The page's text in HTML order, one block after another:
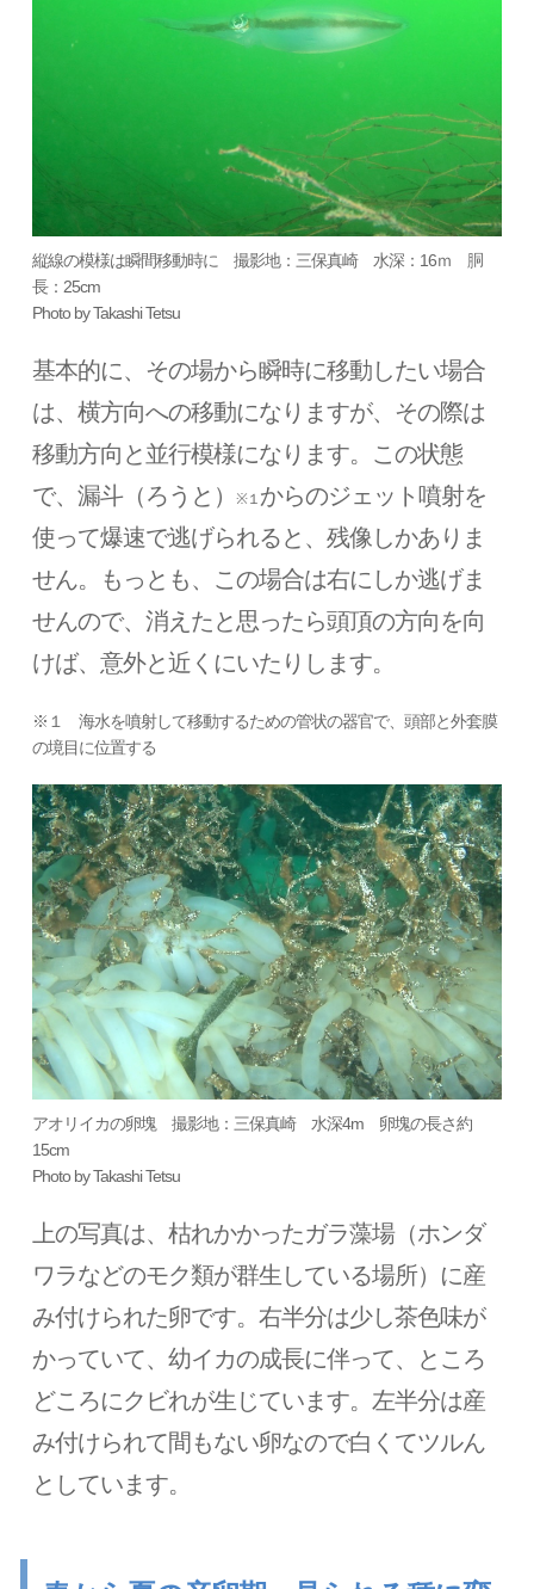
縦線の模様は瞬間移動時に 撮影地：三保真崎 水深：16ｍ 胴
長：25cm
Photo by Takashi Tetsu
基本的に、その場から瞬時に移動したい場合
は、横方向への移動になりますが、その際は
移動方向と並行模様になります。この状態
で、漏斗（ろうと）
※１ からのジェット噴射を
使って爆速で逃げられると、残像しかありま
せん。もっとも、この場合は右にしか逃げま
せんので、消えたと思ったら頭頂の方向を向
けば、意外と近くにいたりします。
※１ 海水を噴射して移動するための管状の器官で、頭部と外套膜
の境目に位置する
アオリイカの卵塊 撮影地：三保真崎 水深4m 卵塊の長さ約
15cm
Photo by Takashi Tetsu
上の写真は、枯れかかったガラ藻場（ホンダ
ワラなどのモク類が群生している場所）に産
み付けられた卵です。右半分は少し茶色味が
かっていて、幼イカの成長に伴って、ところ
どころにクビれが生じています。左半分は産
み付けられて間もない卵なので白くてツルん
としています。